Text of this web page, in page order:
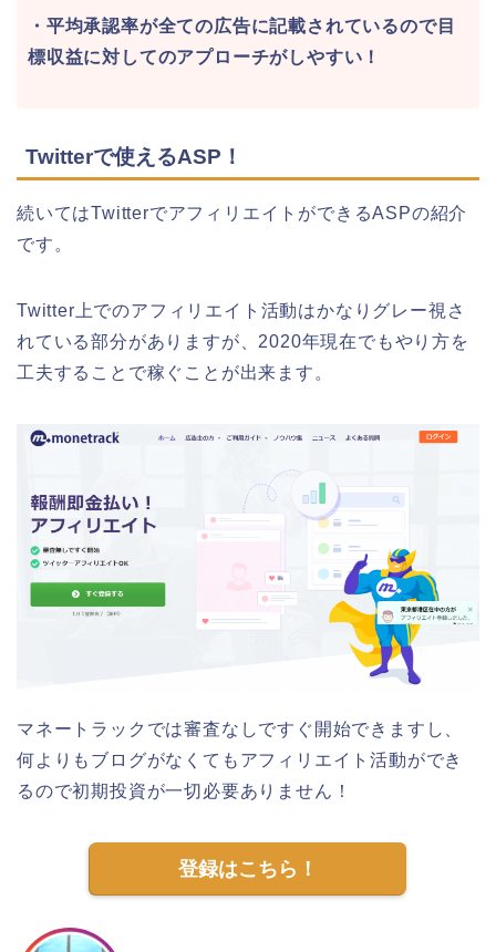
・平均承認率が全ての広告に記載されているので目
標収益に対してのアプローチがしやすい！
Twitterで使えるASP！
続いてはTwitterでアフィリエイトができるASPの紹介
です。
Twitter上でのアフィリエイト活動はかなりグレー視さ
れている部分がありますが、2020年現在でもやり方を
工夫することで稼ぐことが出来ます。
マネートラックでは審査なしですぐ開始できますし、
何よりもブログがなくてもアフィリエイト活動ができ
るので初期投資が一切必要ありません！
登録はこちら！